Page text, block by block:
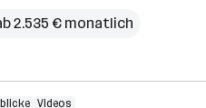
2.535 € monatlich
Videos